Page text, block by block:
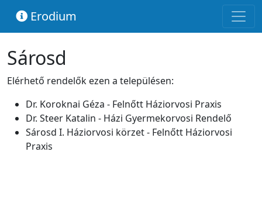
Erodium
Sárosd
Elérhető rendelők ezen a településen:
Dr. Koroknai Géza - Felnőtt Háziorvosi Praxis
Dr. Steer Katalin - Házi Gyermekorvosi Rendelő
Sárosd I. Háziorvosi körzet - Felnőtt Háziorvosi
Praxis